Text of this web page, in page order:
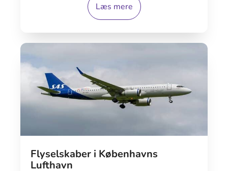
Læs mere
Flyselskaber i Københavns
Lufthavn